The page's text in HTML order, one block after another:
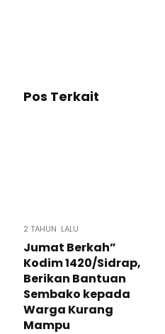
Pos Terkait
2 TAHUN LALU
Jumat Berkah”
Kodim 1420/Sidrap,
Berikan Bantuan
Sembako kepada
Warga Kurang
Mampu